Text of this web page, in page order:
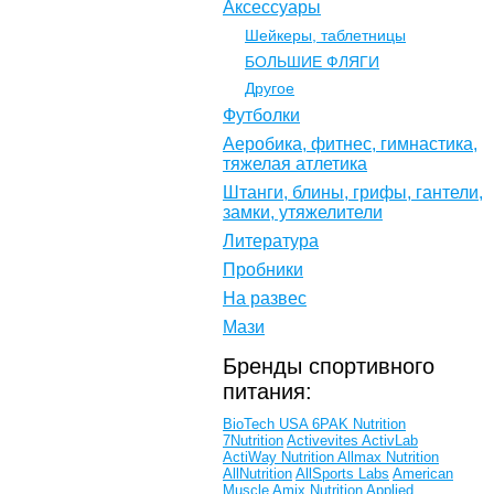
Аксессуары
Шейкеры, таблетницы
БОЛЬШИЕ ФЛЯГИ
Другое
Футболки
Аеробика, фитнес, гимнастика,
тяжелая атлетика
Штанги, блины, грифы, гантели,
замки, утяжелители
Литература
Пробники
На развес
Мази
Бренды спортивного
питания:
BioTech USA 6PAK Nutrition
7Nutrition Activevites ActivLab
ActiWay Nutrition Allmax Nutrition
AllNutrition AllSports Labs American
Muscle Amix Nutrition Applied